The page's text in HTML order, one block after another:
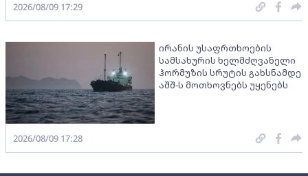
2026/08/09 17:29
ირანის უსაფრთხოების
სამსახურის ხელმძღვანელი
ჰორმუზის სრუტის გახსნამდე
აშშ-ს მოთხოვნებს უყენებს
2026/08/09 17:28